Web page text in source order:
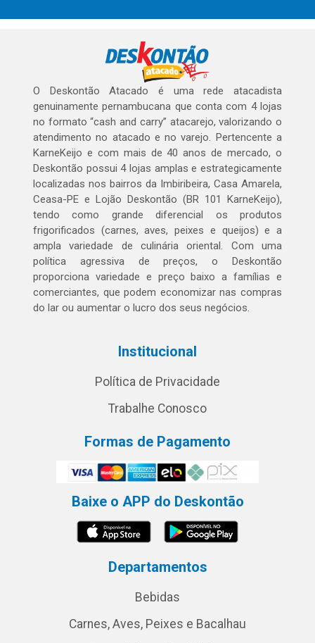
O Deskontão Atacado é uma rede atacadista
genuinamente pernambucana que conta com 4 lojas
no formato “cash and carry” atacarejo, valorizando o
atendimento no atacado e no varejo. Pertencente a
KarneKeijo e com mais de 40 anos de mercado, o
Deskontão possui 4 lojas amplas e estrategicamente
localizadas nos bairros da Imbiribeira, Casa Amarela,
Ceasa-PE e Lojão Deskontão (BR 101 KarneKeijo),
tendo como grande diferencial os produtos
frigorificados (carnes, aves, peixes e queijos) e a
ampla variedade de culinária oriental. Com uma
política agressiva de preços, o Deskontão
proporciona variedade e preço baixo a famílias e
comerciantes, que podem economizar nas compras
do lar ou aumentar o lucro dos seus negócios.
Institucional
Política de Privacidade
Trabalhe Conosco
Formas de Pagamento
Baixe o APP do Deskontão
Departamentos
Bebidas
Carnes, Aves, Peixes e Bacalhau